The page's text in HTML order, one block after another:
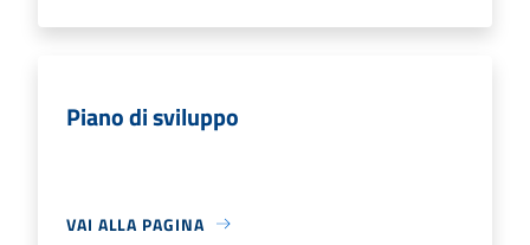
Piano di sviluppo
VAI ALLA PAGINA